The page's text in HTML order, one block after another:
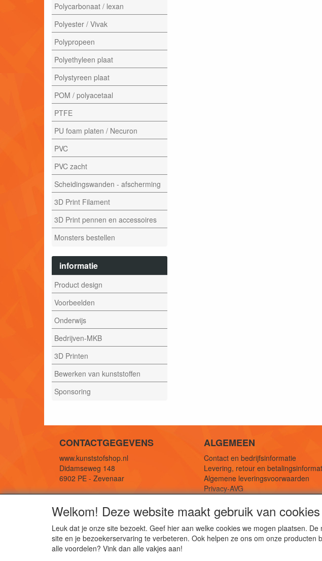
Polycarbonaat / lexan
Polyester / Vivak
Polypropeen
Polyethyleen plaat
Polystyreen plaat
POM / polyacetaal
PTFE
PU foam platen / Necuron
PVC
PVC zacht
Scheidingswanden - afscherming
3D Print Filament
3D Print pennen en accessoires
Monsters bestellen
informatie
Product design
Voorbeelden
Onderwijs
Bedrijven-MKB
3D Printen
Bewerken van kunststoffen
Sponsoring
CONTACTGEGEVENS
www.kunststofshop.nl
Didamseweg 148
6902 PE - Zevenaar
Telefoon: +31 (0) 316 241 994
ALGEMEEN
Contact en bedrijfsinformatie
Levering, retour en
Algemene leveringsvoorwaarden
Privacy-AVG
De webshop voor
Welkom! Deze website maakt gebruik van cookies
Leuk dat je onze site bezoekt. Geef hier aan welke cookies we mogen plaatsen.
site en je bezoekerservaring te verbeteren. Ook helpen ze ons om onze
alle voordelen? Vink dan alle vakjes aan!